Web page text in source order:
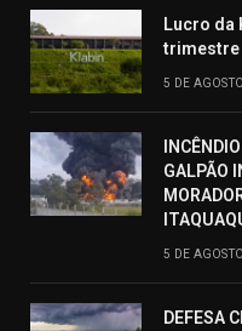
Lucro da
trimestre
5 DE
GALPÃO
5 DE
DEFESA